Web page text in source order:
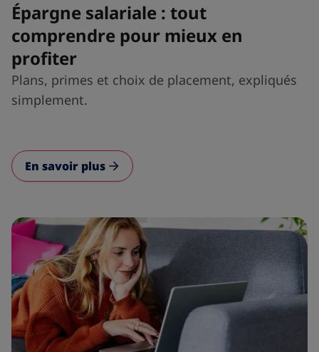
Épargne salariale : tout
comprendre pour mieux en
profiter
Plans, primes et choix de placement, expliqués
simplement.
En savoir plus